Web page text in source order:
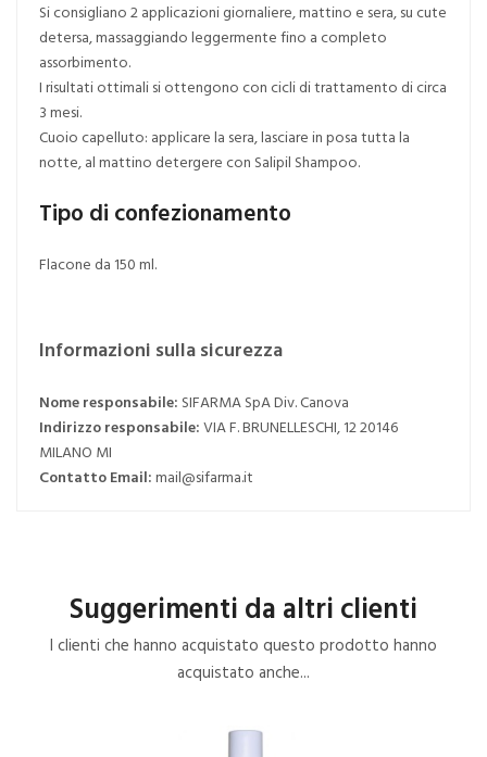
Si consigliano 2 applicazioni giornaliere, mattino e sera, su cute
detersa, massaggiando leggermente fino a completo
assorbimento.
I risultati ottimali si ottengono con cicli di trattamento di circa
3 mesi.
Cuoio capelluto: applicare la sera, lasciare in posa tutta la
notte, al mattino detergere con Salipil Shampoo.
Tipo di confezionamento
Flacone da 150 ml.
Informazioni sulla sicurezza
Nome responsabile: SIFARMA SpA Div. Canova
Indirizzo responsabile:VIA F. BRUNELLESCHI, 12 20146
MILANO MI
Contatto Email:mail@sifarma.it
Suggerimenti da altri clienti
I clienti che hanno acquistato questo prodotto hanno
acquistato anche...